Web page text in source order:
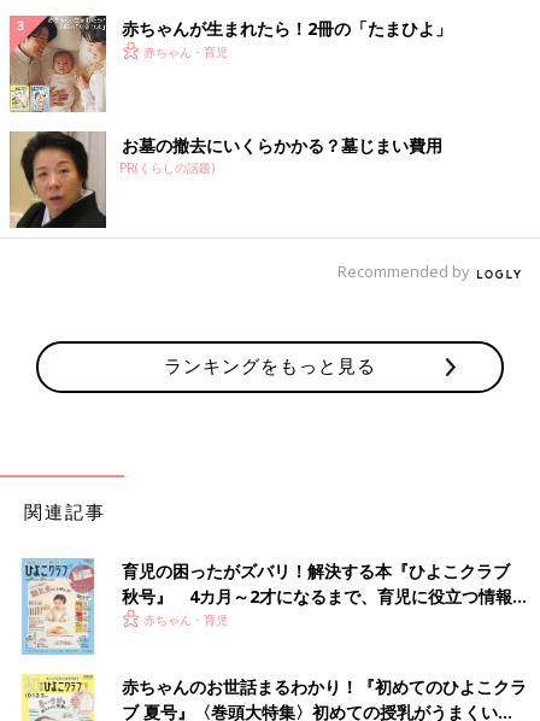
手や足がムチムチでとってもかわいいです。握る力も強くなってきました。
それでも生後1カ月を過ぎたくらいから、なんとなく娘のリズム
になってきました。今は本並さんも一緒に私の実家で生活してい
るので、日中は両親や本並さんが娘を見ていてくれ、家族みんな
初めのころは娘を「かわいい」と思う余裕もないくらいだった
し、今も育児にはまだまだ慣れません。でも、1カ月過ぎたころ
から娘が笑うようになってくれて、それについては無条件に「か
わいい！」と心が反応しています。おむつを替えてあげると「す
っきりした〜」ようなうれしそうな声を出すのも、とってもかわ
赤ちゃんが生まれたら！2冊の「たまひよ」
赤ちゃん・育児
お墓の撤去にいくらかかる？墓じまい費用
PR(くらしの話題)
Recommended by
ランキングをもっと見る
関連記事
育児の困ったがズバリ！解決する本『ひよこクラブ
秋号』 4カ月～2才になるまで、育児に役立つ情報が
いっぱい！
赤ちゃん・育児
赤ちゃんのお世話まるわかり！『初めてのひよこクラ
ブ 夏号』〈巻頭大特集〉初めての授乳がうまくい